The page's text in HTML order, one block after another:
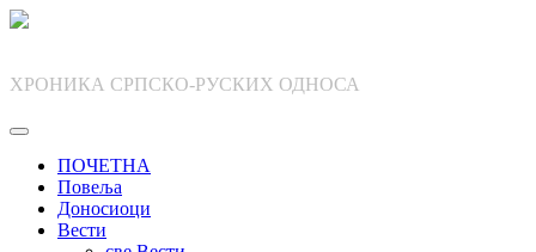
Skip
ХРОНИКА СРПСКО-РУСКИХ ОДНОСА
ПОЧЕТНА
Повеља
Доносиоци
Вести